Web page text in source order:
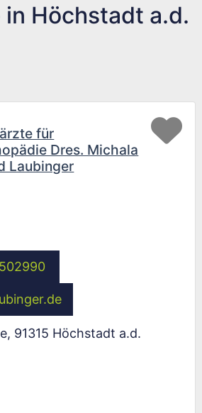
Höchstadt a.d.
für
Dres. Michala
Laubinger
, 91315 Höchstadt a.d.